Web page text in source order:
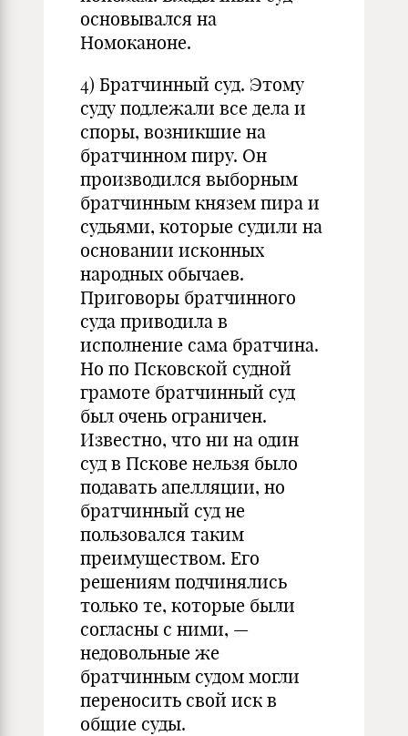
основывался на
Номоканоне.
4) Братчинный суд. Этому
суду подлежали все дела и
споры, возникшие на
братчинном пиру. Он
производился выборным
братчинным князем пира и
судьями, которые судили на
основании исконных
народных обычаев.
Приговоры братчинного
суда приводила в
исполнение сама братчина.
Но по Псковской судной
грамоте братчинный суд
был очень ограничен.
Известно, что ни на один
суд в Пскове нельзя было
подавать апелляции, но
братчинный суд не
пользовался таким
преимуществом. Его
решениям подчинялись
только те, которые были
согласны с ними, —
недовольные же
братчинным судом могли
переносить свой иск в
общие суды.